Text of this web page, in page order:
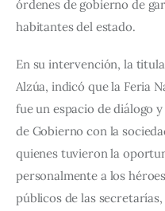
órdenes de gobierno de
habitantes del estado.
En su intervención, la
Alzúa, indicó que la Feria
fue un espacio de diálogo
de Gobierno con la
quienes tuvieron la
personalmente a los
públicos de las